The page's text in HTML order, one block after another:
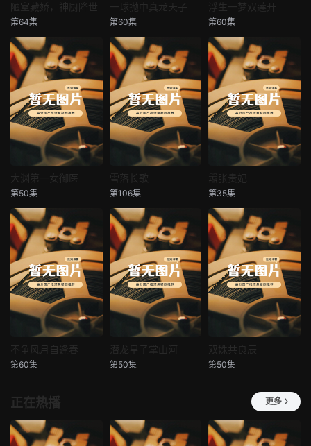
陋室藏娇，神厨降世
陋室藏娇，神厨降世
第64集
一球抛中真龙天子
一球抛中真龙天子
第60集
浮生一梦双莲开
浮生一梦双莲开
第60集
大渊第一女御医
大渊第一女御医
第50集
雪落长歌
雪落长歌
第106集
嚣张贵妃
嚣张贵妃
第35集
不争风月自逢春
第60集
潜龙皇子掌山河
第50集
双姝共良辰
双姝共良辰
第50集
正在热播 更多